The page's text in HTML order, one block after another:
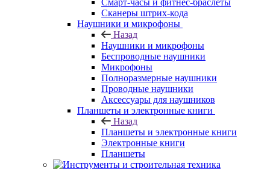
Смарт-часы и фитнес-браслеты
Сканеры штрих-кода
Наушники и микрофоны
Назад
Наушники и микрофоны
Беспроводные наушники
Микрофоны
Полноразмерные наушники
Проводные наушники
Аксессуары для наушников
Планшеты и электронные книги
Назад
Планшеты и электронные книги
Электронные книги
Планшеты